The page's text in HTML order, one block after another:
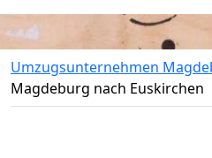
Umzugsunternehmen
Magdeburg nach Euskirchen